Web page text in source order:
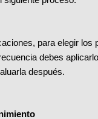
para elegir
debes
después.